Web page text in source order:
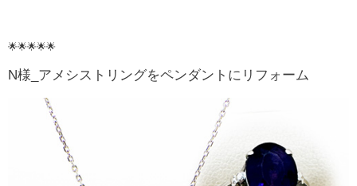
🌟🌟🌟🌟🌟
N様_アメシストリングをペンダントにリフォーム